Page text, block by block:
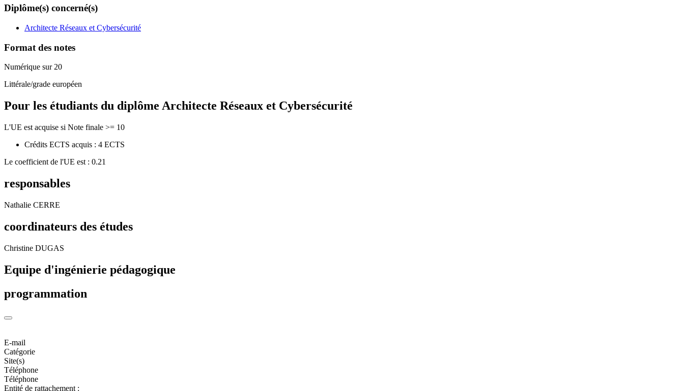
Diplôme(s) concerné(s)
Architecte Réseaux et Cybersécurité
Format des notes
Numérique sur 20
Littérale/grade européen
Pour les étudiants du diplôme Architecte Réseaux et Cybersécurité
L'UE est acquise si Note finale >= 10
Crédits ECTS acquis : 4 ECTS
Le coefficient de l'UE est : 0.21
responsables
Nathalie CERRE
coordinateurs des études
Christine DUGAS
Equipe d'ingénierie pédagogique
programmation
E-mail
Catégorie
Site(s)
Téléphone
Téléphone
Entité de rattachement :